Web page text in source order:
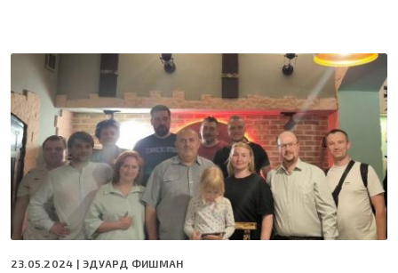
23.05.2024 |ЭДУАРД ФИШМАН